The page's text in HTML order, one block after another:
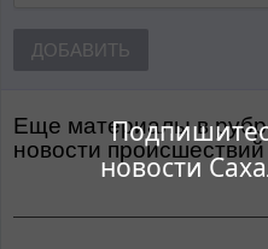
новости
ДОБАВИТЬ
Еще материалы в
Новости